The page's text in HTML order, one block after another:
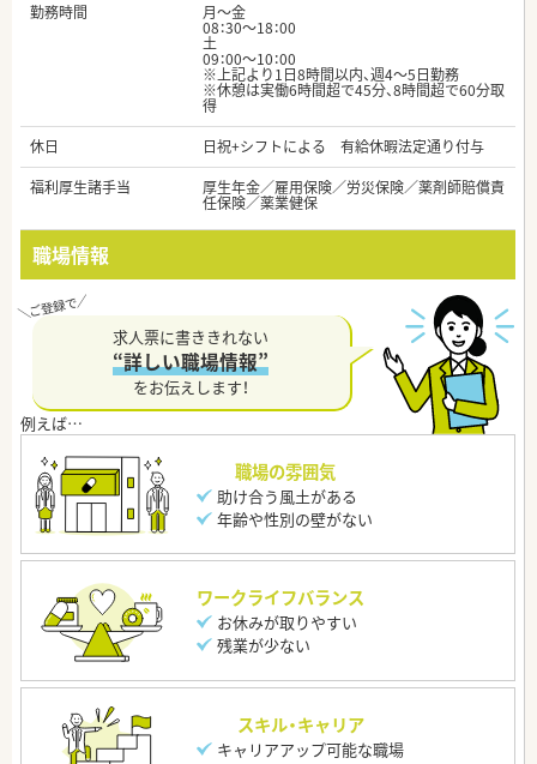
勤務時間
月～金
08：30～18：00
土
09：00～10：00
※上記より1日8時間以内、週4～5日勤務
※休憩は実働6時間超で45分、8時間超で60分取
得
休日
日祝+シフトによる 有給休暇法定通り付与
福利厚生諸手当
厚生年金／雇用保険／労災保険／薬剤師賠償責
任保険／薬業健保
職場情報
求人票に書ききれない
“詳しい職場情報”
をお伝えします！
職場の雰囲気
助け合う風土がある
年齢や性別の壁がない
ワークライフバランス
お休みが取りやすい
残業が少ない
スキル・キャリア
キャリアアップ可能な職場